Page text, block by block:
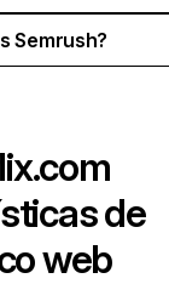
Semrush?
de
web